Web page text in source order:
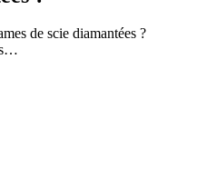
de scie diamantées ?